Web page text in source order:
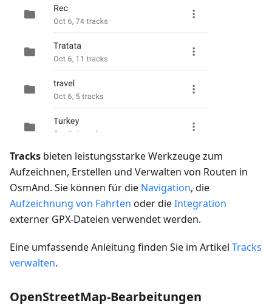
Tracks bieten leistungsstarke Werkzeuge zum
Aufzeichnen, Erstellen und Verwalten von Routen in
OsmAnd. Sie können für die Navigation, die
Aufzeichnung von Fahrten oder dieIntegration
externer GPX-Dateien verwendet werden.
Eine umfassende Anleitung finden Sie im Artikel Tracks
verwalten.
OpenStreetMap-Bearbeitungen